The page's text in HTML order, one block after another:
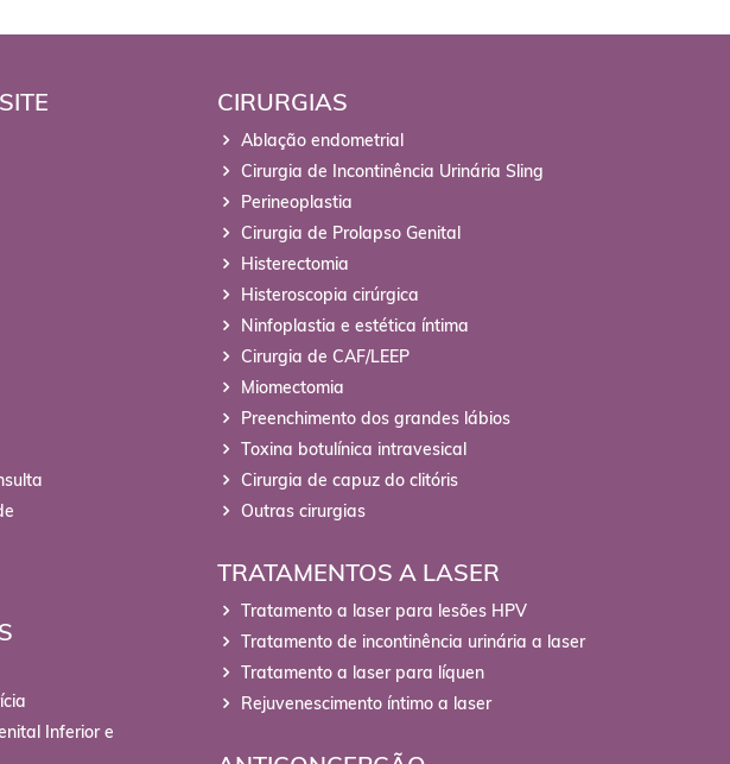
Inferior e
CIRURGIAS
Ablação endometrial
Cirurgia de Incontinência Urinária Sling
Perineoplastia
Cirurgia de Prolapso Genital
Histerectomia
Histeroscopia cirúrgica
Ninfoplastia e estética íntima
Cirurgia de CAF/LEEP
Miomectomia
Preenchimento dos grandes lábios
Toxina botulínica intravesical
Cirurgia de capuz do clitóris
Outras cirurgias
TRATAMENTOS A LASER
Tratamento a laser para lesões HPV
Tratamento de incontinência urinária a laser
Tratamento a laser para líquen
Rejuvenescimento íntimo a laser